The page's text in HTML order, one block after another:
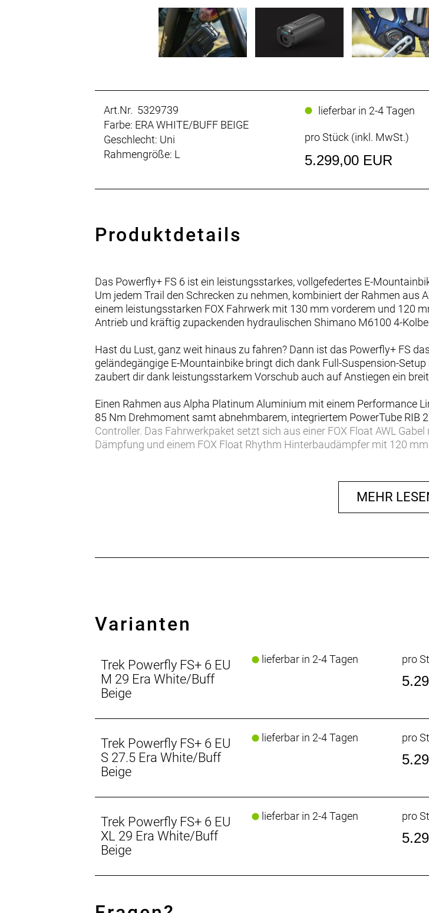
Art.Nr. 5329739
Farbe: ERA WHITE/BUFF BEIGE
Geschlecht: Uni
Rahmengröße: L
lieferbar in 2-4 Tagen
pro Stück (inkl. MwSt.)
5.299,00 EUR
Produktdetails
Das Powerfly+ FS 6 ist ein leistungsstarkes, vollgefedertes E-
Um jedem Trail den Schrecken zu nehmen, kombiniert der Rahmen
einem leistungsstarken FOX Fahrwerk mit 130 mm vorderem und 120
Antrieb und kräftig zupackenden hydraulischen Shimano M6100 4-
Hast du Lust, ganz weit hinaus zu fahren? Dann ist das Powerfly+ FS
geländegängige E-Mountainbike bringt dich dank Full-Suspension-
zaubert dir dank leistungsstarkem Vorschub auch auf Anstiegen ein
Einen Rahmen aus Alpha Platinum Aluminium mit einem Performance
85 Nm Drehmoment samt abnehmbarem, integriertem PowerTube RIB
Controller. Das Fahrwerkpaket setzt sich aus einer FOX Float AWL
Dämpfung und einem FOX Float Rhythm Hinterbaudämpfer mit 120
Das Powerfly+ FS 6 ist ein elektrisches Mountainbike, das dich jenseits
jeden Trail komfortabel und souverän zu meistern – und dank
Spitzenleistung auf 750 W erhöhen.
- Einerseits lässt sich der 600-Wh-Standardakku auf einen Akku mit
Neuer RIB 2.0
Der überarbeitete herausnehmbare, integrierte Akku (RIB 2.0) lässt sich
entnehmen, während eine zusätzliche Sicherung das Herausfallen des
Du willst noch weiter fahren? Ergänze dein Powerfly für noch epischere
Zusatzakku.
Der Bosch Performance Line CX Motor stellt standardmäßig 85 Nm
dieses aber auf 100 Nm und die Leistung auf 750 Watt erhöht werden.
und leistungsstärker und unterstützt dich auf deinen
Leicht, leise, leistungsstark: Upgrade auf 120 Nm möglic
dieses aber auf 120 Nm und die Leistung auf 750 Watt erhöht werden.
MEHR
Varianten
Trek Powerfly FS+ 6 EU
M 29 Era White/Buff
Beige
lieferbar in 2-4 Tagen pro
Trek Powerfly FS+ 6 EU
S 27.5 Era White/Buff
Beige
lieferbar in 2-4 Tagen pro
Trek Powerfly FS+ 6 EU
XL 29 Era White/Buff
Beige
lieferbar in 2-4 Tagen pro